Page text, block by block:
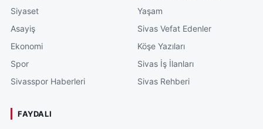
Siyaset
Asayiş
Ekonomi
Spor
Sivasspor Haberleri
Yaşam
Sivas Vefat Edenler
Köşe Yazıları
Sivas İş İlanları
Sivas Rehberi
FAYDALI